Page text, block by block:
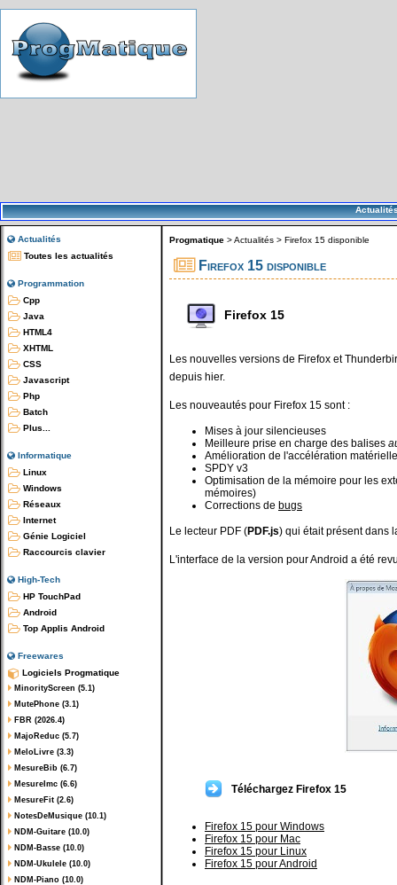
Actualités
Toutes les actualités
Programmation
Cpp
Java
HTML4
XHTML
CSS
Javascript
Php
Batch
Plus...
Informatique
Linux
Windows
Réseaux
Internet
Génie Logiciel
Raccourcis clavier
High-Tech
HP TouchPad
Android
Top Applis Android
Freewares
Logiciels Progmatique
MinorityScreen (5.1)
MutePhone (3.1)
FBR (2026.4)
MajoReduc (5.7)
MeloLivre (3.3)
MesureBib (6.7)
MesureImc (6.6)
MesureFit (2.6)
NotesDeMusique (10.1)
NDM-Guitare (10.0)
NDM-Basse (10.0)
NDM-Ukulele (10.0)
NDM-Piano (10.0)
Progmatique >Actualités > Firefox 15 disponible
Firefox 15 disponible
Firefox 15
Les nouvelles versions de Firefox et
depuis hier.
Les nouveautés pour Firefox 15 sont :
Mises à jour silencieuses
Meilleure prise en charge des balises
Amélioration de l'accélération
SPDY v3
Optimisation de la mémoire pour les
mémoires)
Corrections de bugs
Le lecteur PDF (PDF.js) qui était présent dans
L'interface de la version pour Android a été
Téléchargez Firefox 15
Firefox 15 pour Windows
Firefox 15 pour Mac
Firefox 15 pour Linux
Firefox 15 pour Android